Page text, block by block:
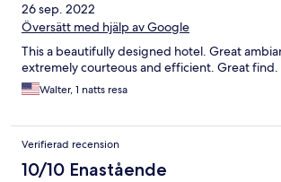
26 sep. 2022
Översätt med hjälp av Google
This a beautifully designed hotel. Great
extremely courteous and efficient. Great find.
Walter, 1 natts resa
Verifierad recension
10/10 Enastående